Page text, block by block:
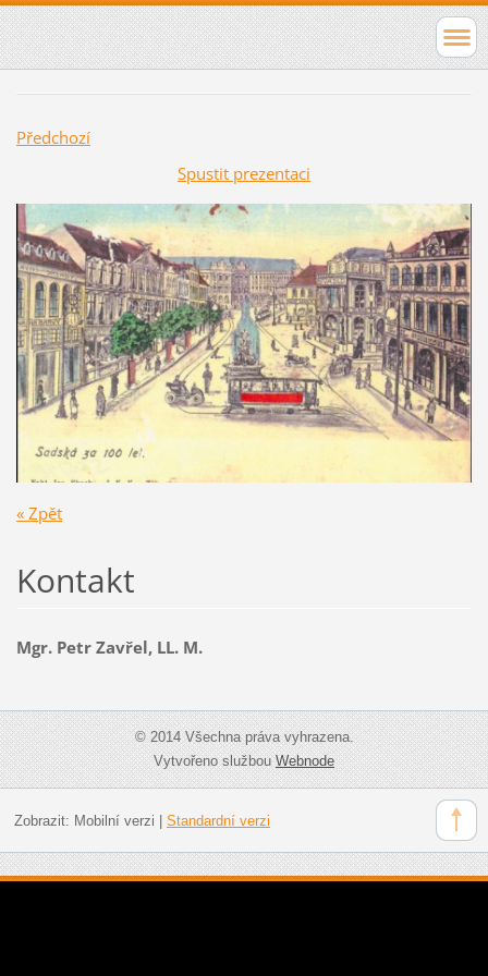
Předchozí
Spustit prezentaci
« Zpět
Kontakt
Mgr. Petr Zavřel, LL. M.
© 2014 Všechna práva vyhrazena.
Vytvořeno službouWebnode
Zobrazit: Mobilní verzi Standardní verzi